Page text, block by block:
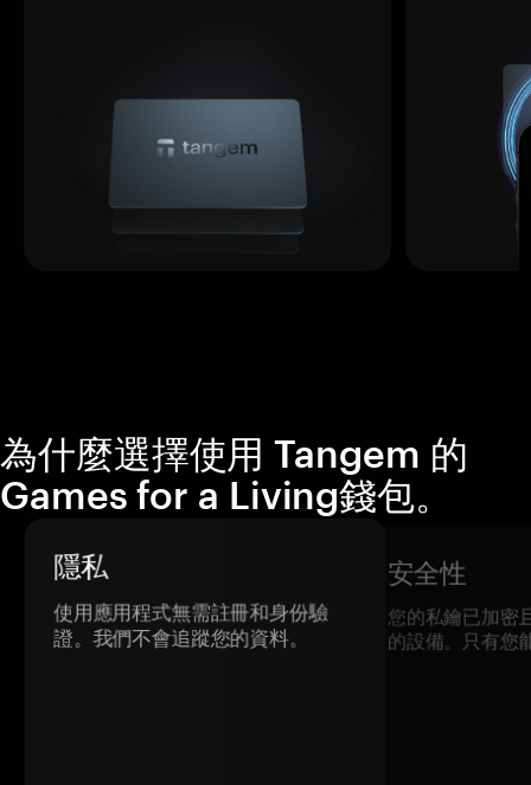
為什麼選擇使用 Tangem 的
Games for a Living錢包。
隱私
使用應用程式無需註冊和身份驗
證。我們不會追蹤您的資料。
安全性
您的私鑰已加密
的設備。只有您